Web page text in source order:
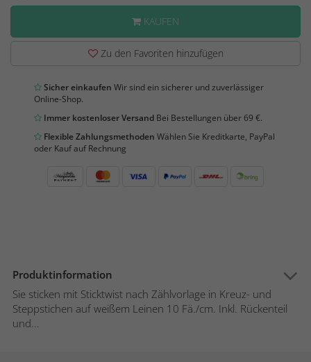
KAUFEN
Zu den Favoriten hinzufügen
Sicher einkaufen Wir sind ein sicherer und zuverlässiger
Online-Shop.
Immer kostenloser Versand Bei Bestellungen über 69 €.
Flexible Zahlungsmethoden Wählen Sie Kreditkarte, PayPal
oder Kauf auf Rechnung
Produktinformation
Sie sticken mit Sticktwist nach Zählvorlage in Kreuz- und
Steppstichen auf weißem Leinen 10 Fä./cm. Inkl. Rückenteil
und...